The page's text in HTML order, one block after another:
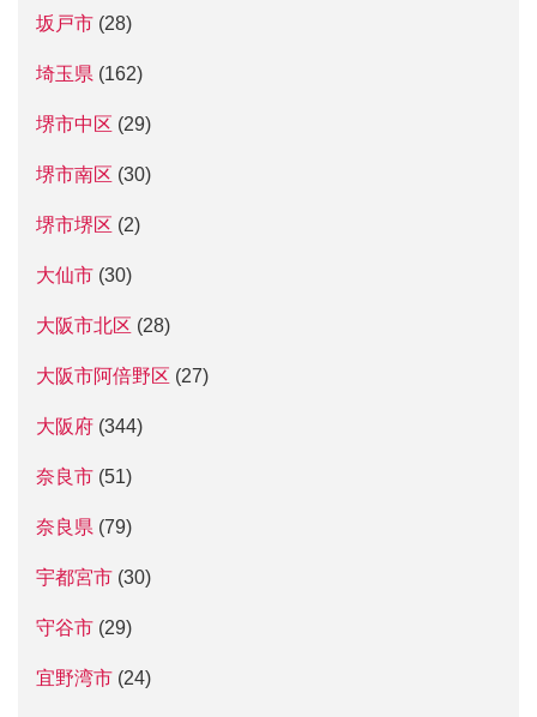
坂戸市 (28)
埼玉県 (162)
堺市中区 (29)
堺市南区 (30)
堺市堺区 (2)
大仙市 (30)
大阪市北区 (28)
大阪市阿倍野区 (27)
大阪府 (344)
奈良市 (51)
奈良県 (79)
宇都宮市 (30)
守谷市 (29)
宜野湾市 (24)